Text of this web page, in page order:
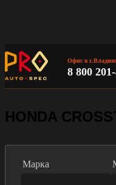
Офис в
8 800
HONDA
Марка